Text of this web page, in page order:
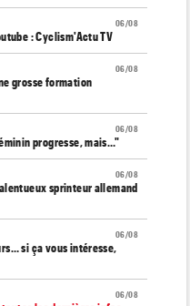
06/08
: Cyclism'Actu TV
06/08
grosse formation
06/08
progresse, mais…"
06/08
sprinteur allemand
06/08
si ça vous intéresse,
06/08